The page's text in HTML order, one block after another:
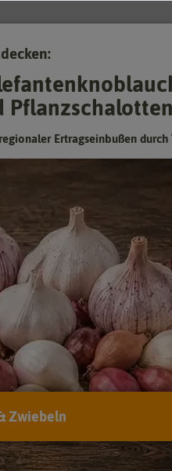
Standort
sonnig
Wie viel Licht benötigt die
Pflanze? (schattig, halbschattig,
sonnig, vollsonnig)
Pflanzschalotten
Ertragseinbußen durch
Zwiebeln